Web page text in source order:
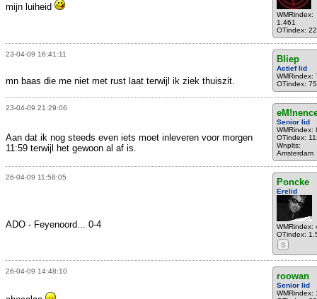
WMRindex:
1.461
OTindex:
mijn luiheid
23-04-09 16:41:11 Bliep
Actief lid
WMRindex:
OTindex: 75
mn baas die me niet met rust laat terwijl ik ziek thuiszit.
23-04-09 21:29:06
Senior lid
WMRindex:
OTindex:
Wnplts:
Amsterdam
Aan dat ik nog steeds even iets moet inleveren voor morgen
11:59 terwijl het gewoon al af is.
26-04-09 11:58:05 Poncke
Erelid
WMRindex:
OTindex:
S
ADO - Feyenoord... 0-4
26-04-09 14:48:10 roowan
Senior lid
WMRindex: